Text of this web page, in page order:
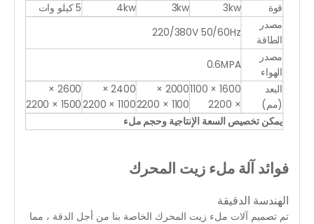
قوة
3kw
3kw
4kw
5 كيلو وات
مصدر
الطاقة
220/380V 50/60Hz
مصدر
الهواء
0.6MPA
البعد
(مم)
1600 × 1100
× 2200
2000 ×
1100 × 2200
2400 ×
1100 × 2200
2600 ×
1500 × 2200
يمكن تخصيص السعة الإنتاجية وحجم ملء
فوائد آلة ملء زيت المحرك
الهندسة الدقيقة
تم تصميم آلات ملء زيت المحرك الخاصة بنا من أجل الدقة ، مما